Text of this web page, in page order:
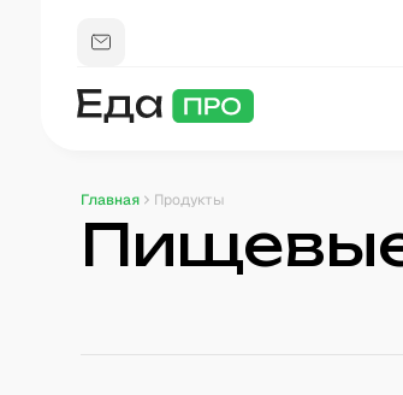
Главная Продукты